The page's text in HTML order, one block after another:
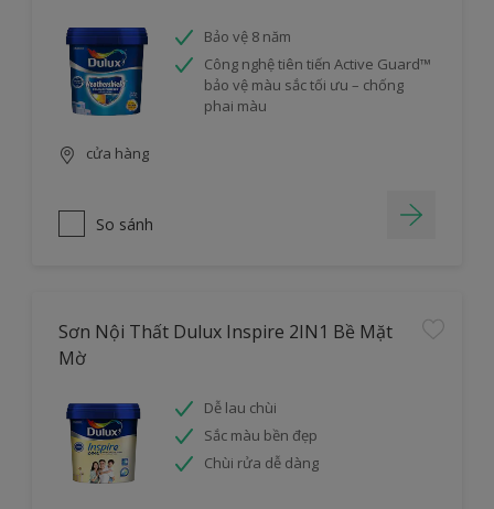
Bảo vệ 8 năm
Công nghệ tiên tiến Active Guard™
bảo vệ màu sắc tối ưu – chống
phai màu
cửa hàng
So sánh
Sơn Nội Thất Dulux Inspire 2IN1 Bề Mặt
Mờ
Dễ lau chùi
Sắc màu bền đẹp
Chùi rửa dễ dàng